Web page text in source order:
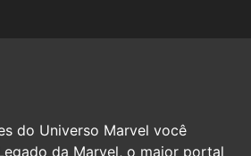
do Universo Marvel você
da Marvel, o maior portal